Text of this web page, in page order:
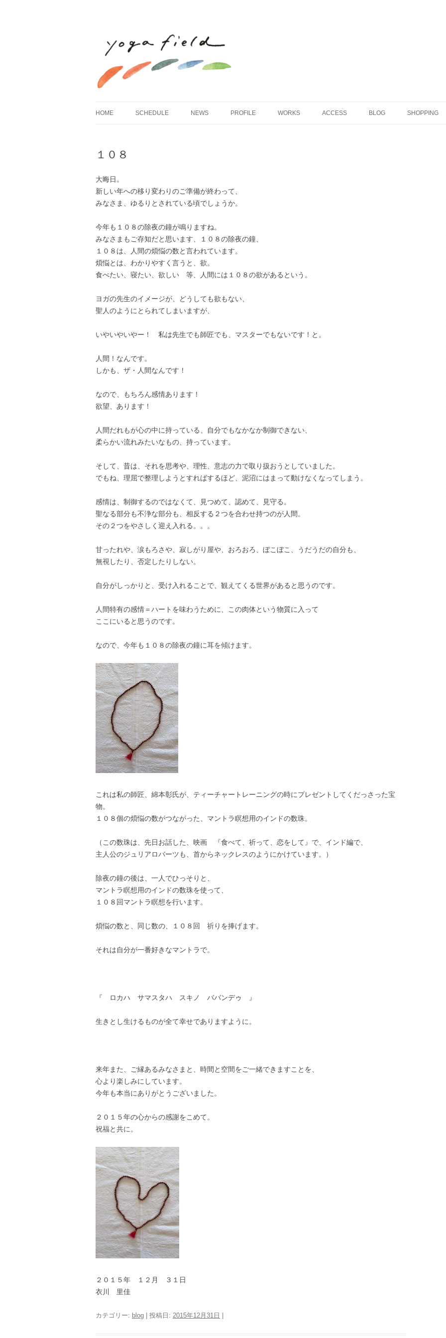
HOME SCHEDULE NEWS PROFILE WORKS ACCESS BLOG SHOPPING
１０８
大晦日。
新しい年への移り変わりのご準備が終わって、
みなさま、ゆるりとされている頃でしょうか。
今年も１０８の除夜の鐘が鳴りますね。
みなさまもご存知だと思います、１０８の除夜の鐘、
１０８は、人間の煩悩の数と言われています。
煩悩とは、わかりやすく言うと、欲。
食べたい、寝たい、欲しい 等、人間には１０８の欲があるという。
ヨガの先生のイメージが、どうしても欲もない、
聖人のようにとられてしまいますが、
いやいやいやー！ 私は先生でも師匠でも、マスターでもないです！と。
人間！なんです。
しかも、ザ・人間なんです！
なので、もちろん感情あります！
欲望、あります！
人間だれもが心の中に持っている、自分でもなかなか制御できない、
柔らかい流れみたいなもの、持っています。
そして、昔は、それを思考や、理性、意志の力で取り扱おうとしていました。
でもね、理屈で整理しようとすればするほど、泥沼にはまって動けなくなってしまう。
感情は、制御するのではなくて、見つめて、認めて、見守る。
聖なる部分も不浄な部分も、相反する２つを合わせ持つのが人間。
その２つをやさしく迎え入れる。。。
甘ったれや、涙もろさや、寂しがり屋や、おろおろ、ぼこぼこ、うだうだの自分も、
無視したり、否定したりしない。
自分がしっかりと、受け入れることで、観えてくる世界があると思うのです。
人間特有の感情＝ハートを味わうために、この肉体という物質に入って
ここにいると思うのです。
なので、今年も１０８の除夜の鐘に耳を傾けます。
これは私の師匠、綿本彰氏が、ティーチャートレーニングの時にプレゼントしてくだっさった宝
物。
１０８個の煩悩の数がつながった、マントラ瞑想用のインドの数珠。
（この数珠は、先日お話した、映画 『食べて、祈って、恋をして』で、インド編で、
主人公のジュリアロバーツも、首からネックレスのようにかけています。）
除夜の鐘の後は、一人でひっそりと、
マントラ瞑想用のインドの数珠を使って、
１０８回マントラ瞑想を行います。
煩悩の数と、同じ数の、１０８回 祈りを捧げます。
それは自分が一番好きなマントラで。
『 ロカハ サマスタハ スキノ ババンデゥ 』
生きとし生けるものが全て幸せでありますように。
来年また、ご縁あるみなさまと、時間と空間をご一緒できますことを、
心より楽しみにしています。
今年も本当にありがとうございました。
２０１５年の心からの感謝をこめて。
祝福と共に。
２０１５年 １２月 ３１日
衣川 里佳
カテゴリー: blog | 投稿日: 2015年12月31日